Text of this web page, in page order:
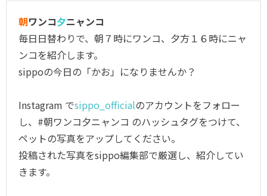
朝ワンコ夕ニャンコ
毎日日替わりで、朝７時にワンコ、夕方１６時にニャ
ンコを紹介します。
sippoの今日の「かお」になりませんか？
Instagram でsippo_officialのアカウントをフォロー
し、#朝ワンコ夕ニャンコ のハッシュタグをつけて、
ペットの写真をアップしてください。
投稿された写真をsippo編集部で厳選し、紹介してい
きます。